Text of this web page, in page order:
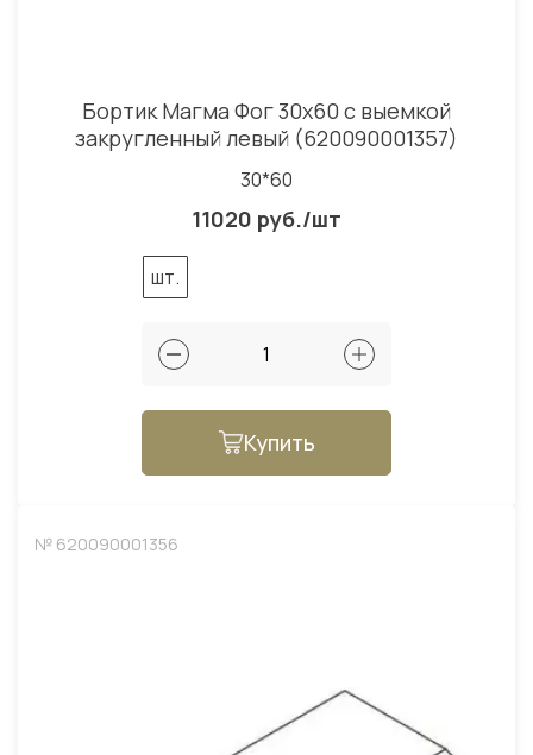
Бортик Магма Фог 30x60 с выемкой
закругленный левый (620090001357)
30*60
11020 руб./шт
шт.
Купить
№ 620090001356